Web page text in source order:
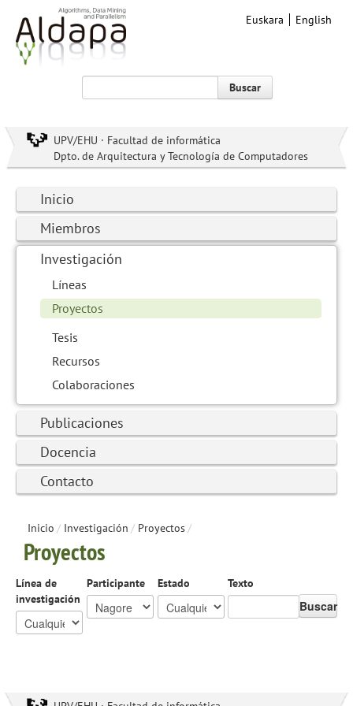
Euskara English
Buscar
UPV/EHU · Facultad de informática
Dpto. de Arquitectura y Tecnología de Computadores
Inicio
Miembros
Investigación
Líneas
Proyectos
Tesis
Recursos
Colaboraciones
Publicaciones
Docencia
Contacto
Inicio / Investigación / Proyectos/
Proyectos
Línea de
investigación
Participante Estado Texto
Buscar